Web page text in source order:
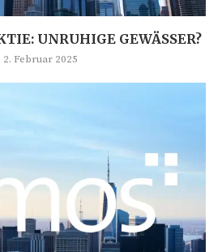
UNRUHIGE GEWÄSSER?
2. Februar 2025